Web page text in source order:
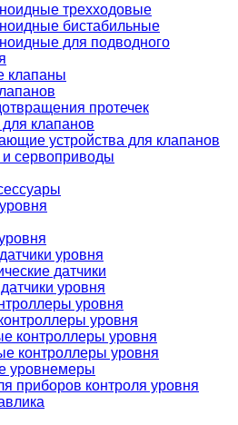
трехходовые
бистабильные
для подводного
клапаны
протечек
клапанов
устройства для клапанов
сервоприводы
уровня
датчики
уровня
уровня
уровня
контроллеры уровня
контроллеры уровня
уровнемеры
приборов контроля уровня